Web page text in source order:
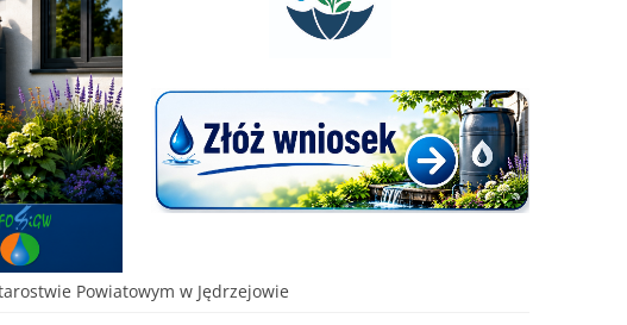
Powiatowym w Jędrzejowie